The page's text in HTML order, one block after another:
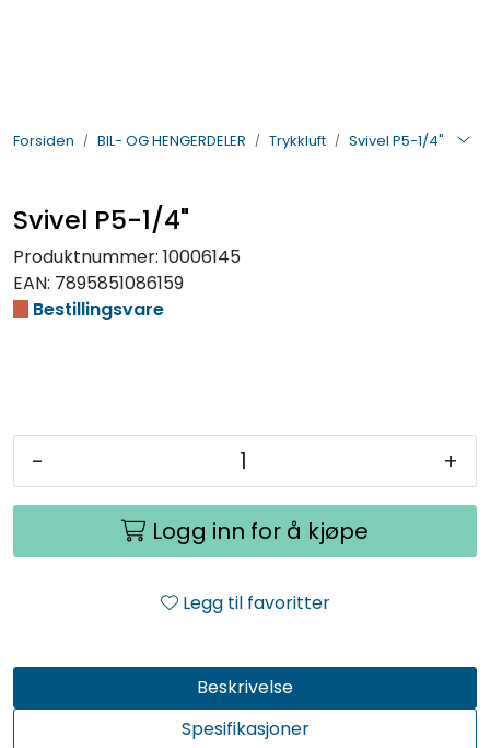
Forsiden BIL- OG HENGERDELER Trykkluft Svivel P5-1/4"
Svivel P5-1/4"
Produktnummer: 10006145
EAN: 7895851086159
Bestillingsvare
- +
Logg inn for å kjøpe
Legg til favoritter
Beskrivelse
Spesifikasjoner
ELEKTRISK
VERKTØY OG REKVISITA
PÅBYGG OG CHASSIS